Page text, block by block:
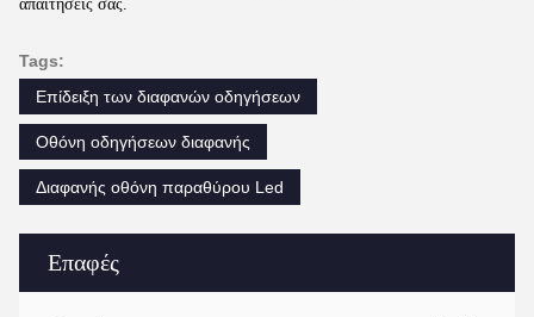
Επαφές
απαιτήσεις σας.
Tags:
Επίδειξη των διαφανών οδηγήσεων
Οθόνη οδηγήσεων διαφανής
Διαφανής οθόνη παραθύρου Led